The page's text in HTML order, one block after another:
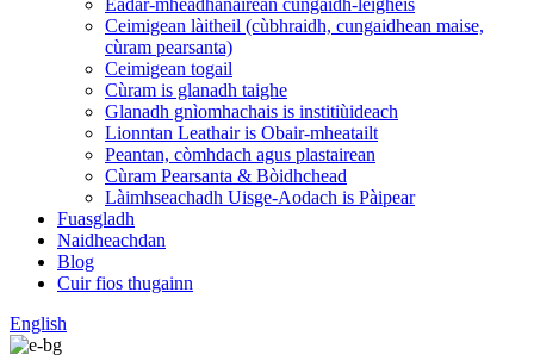
Eadar-mheadhanairean cungaidh-leigheis
Ceimigean làitheil (cùbhraidh, cungaidhean maise,
cùram pearsanta)
Ceimigean togail
Cùram is glanadh taighe
Glanadh gnìomhachais is institiùideach
Lionntan Leathair is Obair-mheatailt
Peantan, còmhdach agus plastairean
Cùram Pearsanta & Bòidhchead
Làimhseachadh Uisge-Aodach is Pàipear
Fuasgladh
Naidheachdan
Blog
Cuir fios thugainn
English